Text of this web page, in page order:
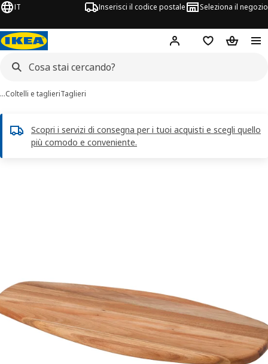
IT Inserisci il codice postale Seleziona il negozio
Hej! AccediLista deiCarrello
…Coltelli e taglieriTaglieri
Scopri i servizi di consegna per i tuoi acquisti e scegli quello
più comodo e conveniente.